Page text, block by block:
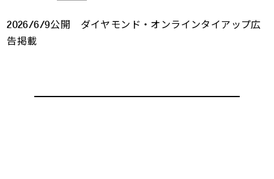
2026/6/9公開 ダイヤモンド・オンラインタイアップ広
告掲載